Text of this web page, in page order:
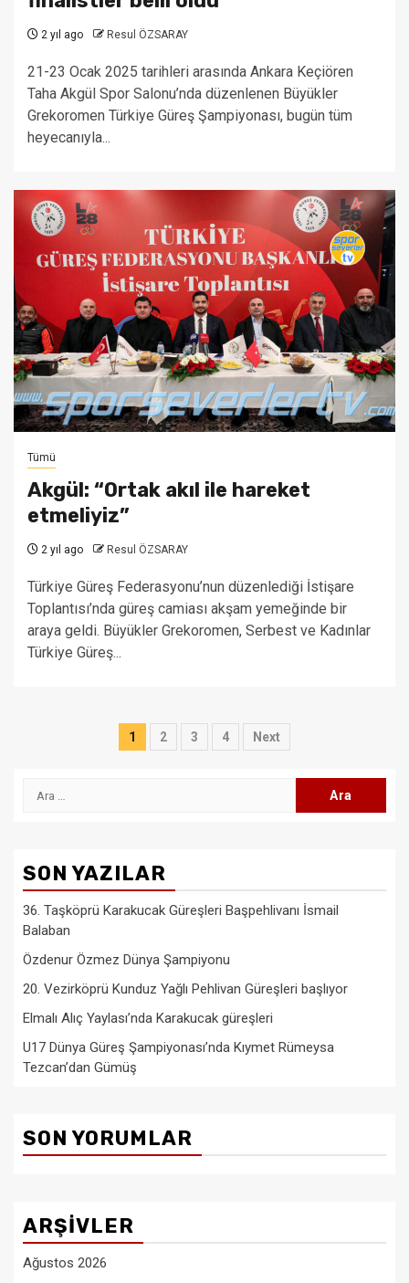
2 yıl ago Resul ÖZSARAY
21-23 Ocak 2025 tarihleri arasında Ankara Keçiören
Taha Akgül Spor Salonu’nda düzenlenen Büyükler
Grekoromen Türkiye Güreş Şampiyonası, bugün tüm
heyecanıyla...
Tümü
Akgül: “Ortak akıl ile hareket
etmeliyiz”
2 yıl ago Resul ÖZSARAY
Türkiye Güreş Federasyonu’nun düzenlediği İstişare
Toplantısı’nda güreş camiası akşam yemeğinde bir
araya geldi. Büyükler Grekoromen, Serbest ve Kadınlar
Türkiye Güreş...
Yazı
1 2 3 4 Next
Arama:
SON YAZILAR
36. Taşköprü Karakucak Güreşleri Başpehlivanı İsmail
Balaban
Özdenur Özmez Dünya Şampiyonu
20. Vezirköprü Kunduz Yağlı Pehlivan Güreşleri başlıyor
Elmalı Alıç Yaylası’nda Karakucak güreşleri
U17 Dünya Güreş Şampiyonası’nda Kıymet Rümeysa
Tezcan’dan Gümüş
SON YORUMLAR
ARŞIVLER
Ağustos 2026